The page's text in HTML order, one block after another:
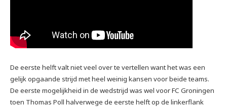
De eerste helft valt niet veel over te vertellen want het was een
gelijk opgaande strijd met heel weinig kansen voor beide teams.
De eerste mogelijkheid in de wedstrijd was wel voor FC Groningen
toen Thomas Poll halverwege de eerste helft op de linkerflank